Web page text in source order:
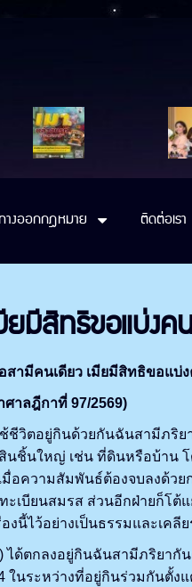
างออกกฎหมาย ติดต่อเรา
มีสิทธิขอแบ่งค
ามีคนเดียว เมียมีสิทธิขอแบ่
าลฎีกาที่ 97/2569)
ตอยู่กินด้วยกันฉันสามีภริย
ชิ้นใหญ่ เช่น ที่ดินหรือบ้าน โ
ความสัมพันธ์ต้องจบลงด้วย
เบียนสมรส ส่วนอีกฝ่ายก็โต้
งนี้ไว้อย่างเป็นธรรมและเค
ตกลงอยู่กินฉันสามีภริยากัน
ในระหว่างที่อยู่กินร่วมกันตั้ง